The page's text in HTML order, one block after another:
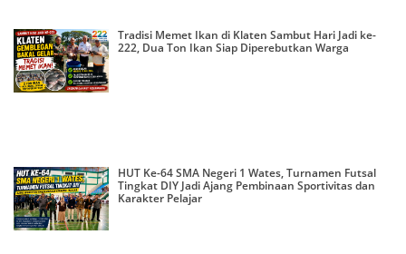
Tradisi Memet Ikan di Klaten Sambut Hari Jadi ke-
222, Dua Ton Ikan Siap Diperebutkan Warga
HUT Ke-64 SMA Negeri 1 Wates, Turnamen Futsal
Tingkat DIY Jadi Ajang Pembinaan Sportivitas dan
Karakter Pelajar